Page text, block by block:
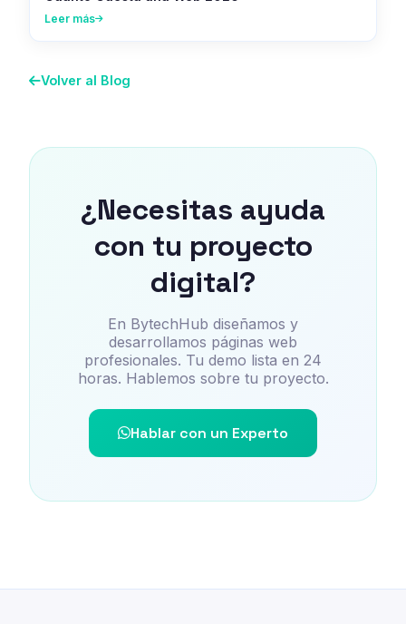
Leer más
Volver al Blog
¿Necesitas ayuda
con tu proyecto
digital?
En BytechHub diseñamos y
desarrollamos páginas web
profesionales. Tu demo lista en 24
horas. Hablemos sobre tu proyecto.
Hablar con un Experto